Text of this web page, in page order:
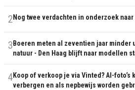
2 Nog twee verdachten in onderzoek
3 Boeren meten al zeventien jaar minder
natuur - Den Haag blijft naar modellen
4Koop of verkoop je via Vinted? AI-foto’s
verbergen en als nepbewijs worden